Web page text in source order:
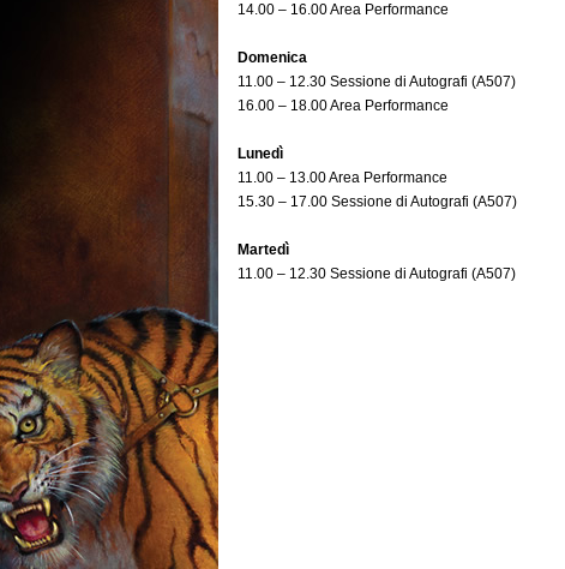
14.00 – 16.00 Area Performance
Domenica
11.00 – 12.30 Sessione di Autografi (A507)
16.00 – 18.00 Area Performance
Lunedì
11.00 – 13.00 Area Performance
15.30 – 17.00 Sessione di Autografi (A507)
Martedì
11.00 – 12.30 Sessione di Autografi (A507)